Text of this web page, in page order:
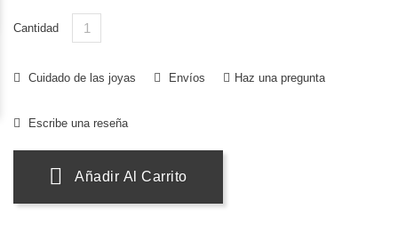
Cantidad
Cuidado de las joyas Envíos Haz una pregunta
Escribe una reseña
Añadir Al Carrito